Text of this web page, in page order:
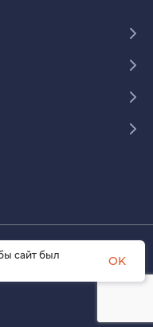
защищены
сайт был
OK